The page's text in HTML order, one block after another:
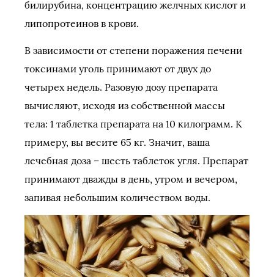
билирубина, концентрацию желчных кислот и
липопротеинов в крови.
В зависимости от степени поражения печени
токсинами уголь принимают от двух до
четырех недель. Разовую дозу препарата
вычисляют, исходя из собственной массы
тела: 1 таблетка препарата на 10 килограмм. К
примеру, вы весите 65 кг. Значит, ваша
лечебная доза – шесть таблеток угля. Препарат
принимают дважды в день, утром и вечером,
запивая небольшим количеством воды.